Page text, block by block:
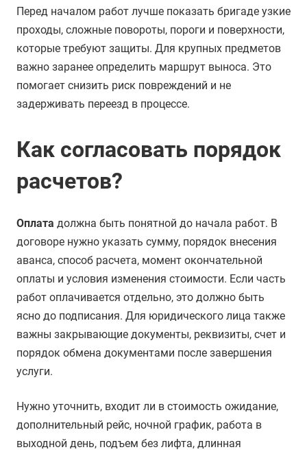
Перед началом работ лучше показать бригаде узкие
проходы, сложные повороты, пороги и поверхности,
которые требуют защиты. Для крупных предметов
важно заранее определить маршрут выноса. Это
помогает снизить риск повреждений и не
задерживать переезд в процессе.
Как согласовать порядок
расчетов?
Оплата должна быть понятной до начала работ. В
договоре нужно указать сумму, порядок внесения
аванса, способ расчета, момент окончательной
оплаты и условия изменения стоимости. Если часть
работ оплачивается отдельно, это должно быть
ясно до подписания. Для юридического лица также
важны закрывающие документы, реквизиты, счет и
порядок обмена документами после завершения
услуги.
Нужно уточнить, входит ли в стоимость ожидание,
дополнительный рейс, ночной график, работа в
выходной день, подъем без лифта, длинная